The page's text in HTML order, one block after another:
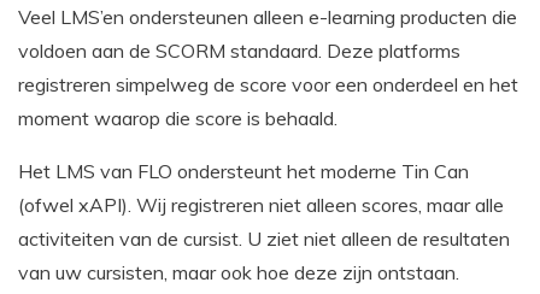
Veel LMS’en ondersteunen alleen e-learning producten die
voldoen aan de SCORM standaard. Deze platforms
registreren simpelweg de score voor een onderdeel en het
moment waarop die score is behaald.
Het LMS van FLO ondersteunt het moderne Tin Can
(ofwel xAPI). Wij registreren niet alleen scores, maar alle
activiteiten van de cursist. U ziet niet alleen de resultaten
van uw cursisten, maar ook hoe deze zijn ontstaan.